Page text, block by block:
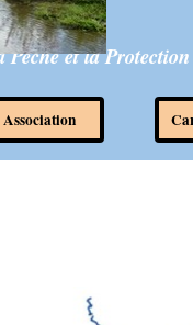
Pêche et la
Association